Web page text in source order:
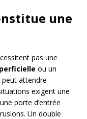
une
pas une
ou un
attendre
exigent une
porte d’entrée
Un double